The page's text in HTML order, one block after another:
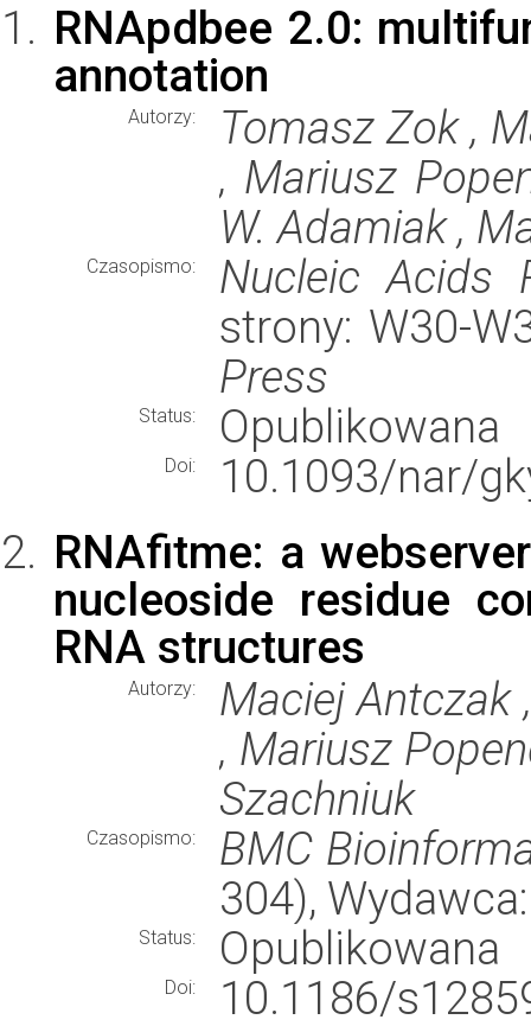
RNApdbee 2.0:
annotation
Autorzy:
Tomasz Zok ,
, Mariusz
W. Adamiak ,
Czasopismo:
Nucleic Acids
strony: W30-
Press
Status: Opublikowana
Doi:
10.1093/nar/
RNAfitme: a
nucleoside residue
RNA structures
Autorzy:
Maciej Antczak
, Mariusz
Szachniuk
Czasopismo:
BMC
304),
Status: Opublikowana
Doi: 10.1186/